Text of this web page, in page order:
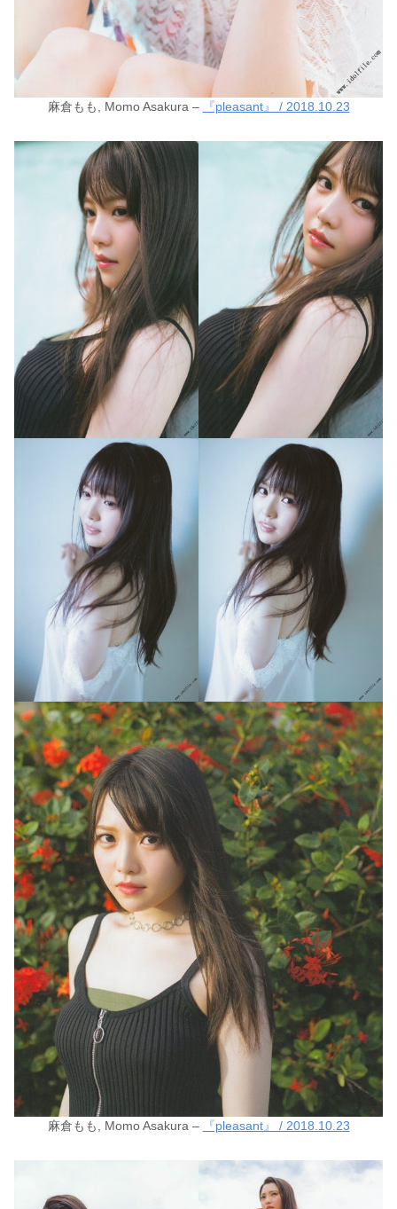
麻倉もも, Momo Asakura – 『pleasant』 / 2018.10.23
麻倉もも, Momo Asakura – 『pleasant』 / 2018.10.23